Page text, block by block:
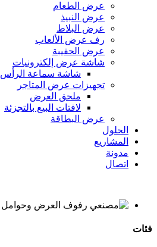
عرض الطعام
عرض النبيذ
عرض البلاط
رف عرض الألعاب
عرض الحقيبة
شاشة عرض إلكترونيات
شاشة سماعة الرأس
تجهيزات عرض المتاجر
ملحق العرض
لافتات البيع بالتجزئة
عرض البطاقة
الحلول
المشاريع
مدونة
اتصال
فئات